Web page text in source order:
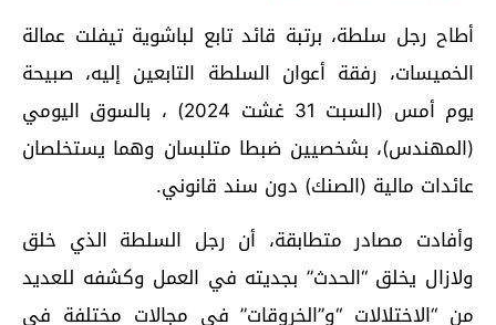
أطاح رجل سلطة، برتبة قائد تابع لباشوية تيفلت عمالة
الخميسات، رفقة أعوان السلطة التابعين إليه، صبيحة
يوم أمس (السبت 31 غشت 2024) ، بالسوق اليومي
(المهندس)، بشخصيين ضبطا متلبسان وهما يستخلصان
عائدات مالية (الصنك) دون سند قانوني.
وأفادت مصادر متطابقة، أن رجل السلطة الذي خلق
ولازال يخلق “الحدث” بجديته في العمل وكشفه للعديد
من “الاختلالات “و”الخروقات” في مجالات مختلفة في